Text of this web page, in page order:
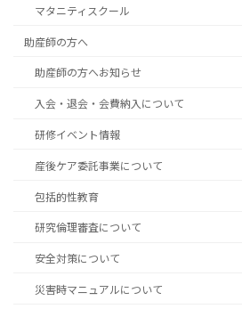
マタニティスクール
助産師の方へ
助産師の方へお知らせ
入会・退会・会費納入について
研修イベント情報
産後ケア委託事業について
包括的性教育
研究倫理審査について
安全対策について
災害時マニュアルについて